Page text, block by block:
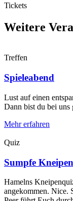
Tickets
Weitere
Treffen
Spieleabend
Lust auf einen
Dann bist du bei
Mehr erfahren
Quiz
Sumpfe
Hamelns
angekommen. Nice.